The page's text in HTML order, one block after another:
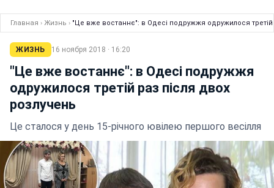
Главная › Жизнь › "Це вже востаннє": в Одесі подружжя одружилося третій
ЖИЗНЬ 16 ноября 2018 · 16:20
"Це вже востаннє": в Одесі подружжя
одружилося третій раз після двох
розлучень
Це сталося у день 15-річного ювілею першого весілля